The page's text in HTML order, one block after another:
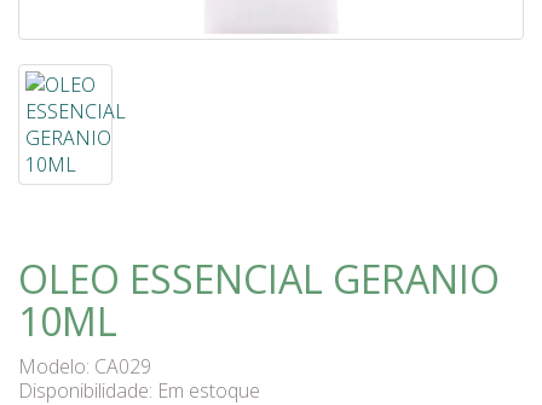
OLEO ESSENCIAL GERANIO
10ML
Modelo: CA029
Disponibilidade: Em estoque